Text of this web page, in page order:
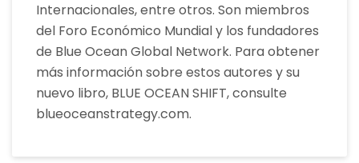
Internacionales, entre otros. Son miembros
del Foro Económico Mundial y los fundadores
de Blue Ocean Global Network. Para obtener
más información sobre estos autores y su
nuevo libro, BLUE OCEAN SHIFT, consulte
blueoceanstrategy.com.